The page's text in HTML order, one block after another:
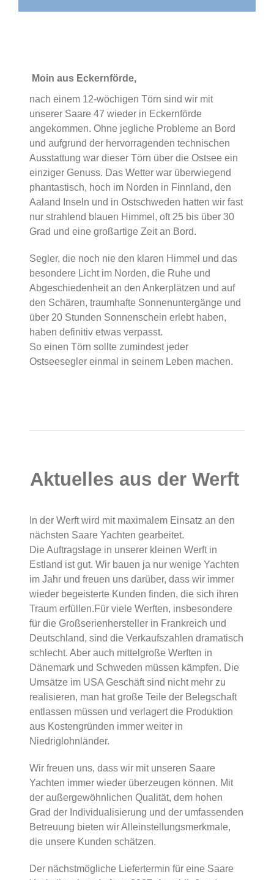
Moin aus Eckernförde,
nach einem 12-wöchigen Törn sind wir mit
unserer Saare 47 wieder in Eckernförde
angekommen. Ohne jegliche Probleme an Bord
und aufgrund der hervorragenden technischen
Ausstattung war dieser Törn über die Ostsee ein
einziger Genuss. Das Wetter war überwiegend
phantastisch, hoch im Norden in Finnland, den
Aaland Inseln und in Ostschweden hatten wir fast
nur strahlend blauen Himmel, oft 25 bis über 30
Grad und eine großartige Zeit an Bord.
Segler, die noch nie den klaren Himmel und das
besondere Licht im Norden, die Ruhe und
Abgeschiedenheit an den Ankerplätzen und auf
den Schären, traumhafte Sonnenuntergänge und
über 20 Stunden Sonnenschein erlebt haben,
haben definitiv etwas verpasst.
So einen Törn sollte zumindest jeder
Ostseesegler einmal in seinem Leben machen.
Aktuelles aus der Werft
In der Werft wird mit maximalem Einsatz an den
nächsten Saare Yachten gearbeitet.
Die Auftragslage in unserer kleinen Werft in
Estland ist gut. Wir bauen ja nur wenige Yachten
im Jahr und freuen uns darüber, dass wir immer
wieder begeisterte Kunden finden, die sich ihren
Traum erfüllen.Für viele Werften, insbesondere
für die Großserienhersteller in Frankreich und
Deutschland, sind die Verkaufszahlen dramatisch
schlecht. Aber auch mittelgroße Werften in
Dänemark und Schweden müssen kämpfen. Die
Umsätze im USA Geschäft sind nicht mehr zu
realisieren, man hat große Teile der Belegschaft
entlassen müssen und verlagert die Produktion
aus Kostengründen immer weiter in
Niedriglohnländer.
Wir freuen uns, dass wir mit unseren Saare
Yachten immer wieder überzeugen können. Mit
der außergewöhnlichen Qualität, dem hohen
Grad der Individualisierung und der umfassenden
Betreuung bieten wir Alleinstellungsmerkmale,
die unsere Kunden schätzen.
Der nächstmögliche Liefertermin für eine Saare